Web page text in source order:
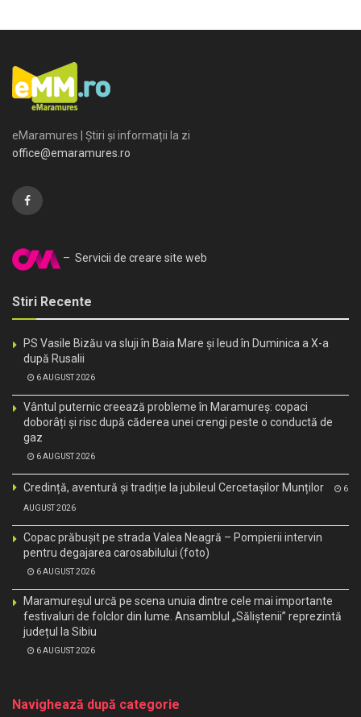
eMaramures | Știri și informații la zi
office@emaramures.ro
– Servicii de creare site web
Stiri Recente
PS Vasile Bizău va sluji în Baia Mare și Ieud în Duminica a X-a
după Rusalii
6 AUGUST 2026
Vântul puternic creează probleme în Maramureș: copaci
doborâți și risc după căderea unei crengi peste o conductă de
gaz
6 AUGUST 2026
Credință, aventură și tradiție la jubileul Cercetașilor Munților 6
AUGUST 2026
Copac prăbușit pe strada Valea Neagră – Pompierii intervin
pentru degajarea carosabilului (foto)
6 AUGUST 2026
Maramureșul urcă pe scena unuia dintre cele mai importante
festivaluri de folclor din lume. Ansamblul „Săliștenii” reprezintă
județul la Sibiu
6 AUGUST 2026
Navighează după categorie